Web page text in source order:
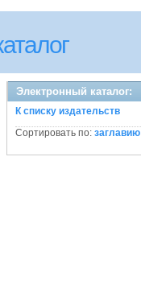
Электронный каталог:
К списку издательств
Сортировать по: заглавию